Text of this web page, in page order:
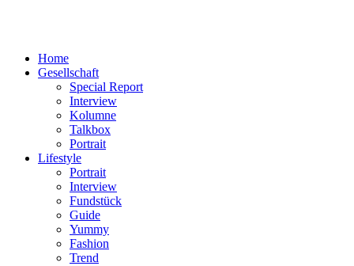
Home
Gesellschaft
Special Report
Interview
Kolumne
Talkbox
Portrait
Lifestyle
Portrait
Interview
Fundstück
Guide
Yummy
Fashion
Trend